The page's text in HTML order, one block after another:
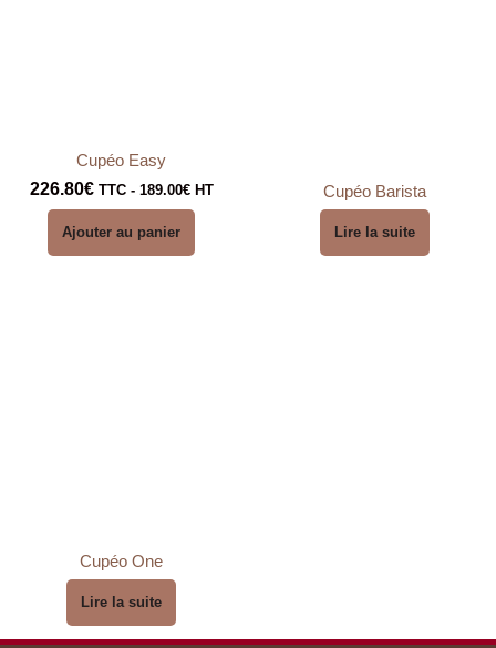
Cupéo Easy
226.80€ TTC - 189.00€HT
Ajouter au panier
Cupéo Barista
Lire la suite
Cupéo One
Lire la suite